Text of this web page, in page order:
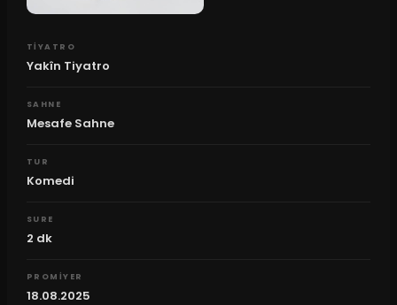
TIYATRO
Yakîn Tiyatro
SAHNE
Mesafe Sahne
TUR
Komedi
SURE
2 dk
PROMIYER
18.08.2025